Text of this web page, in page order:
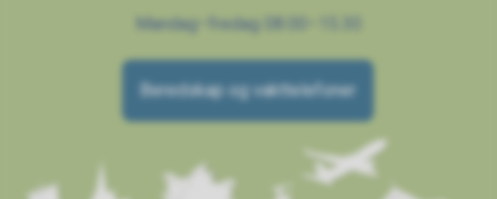
Mandag–fredag 08.00–15.30
Beredskap og vakttelefoner